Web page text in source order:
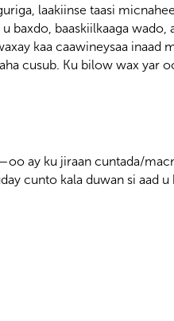
laakiinse taasi
baxdo, baaskiilkaaga wado,
kaa caawineysaa inaad
cusub. Ku bilow wax yar
ay ku jiraan cuntada/
cunto kala duwan si aad